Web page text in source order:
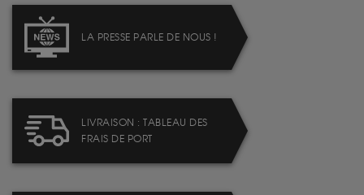
LA PRESSE PARLE DE NOUS !
LIVRAISON : TABLEAU DES
FRAIS DE PORT